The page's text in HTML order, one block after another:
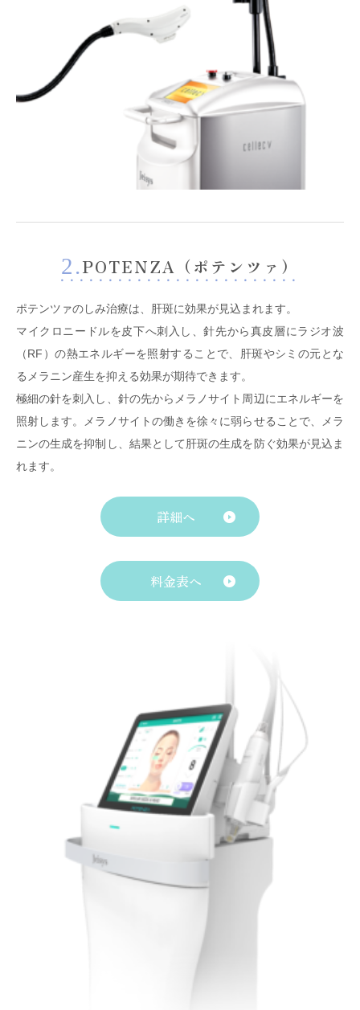
2.POTENZA（ポテンツァ）
ポテンツァのしみ治療は、肝斑に効果が見込まれます。
マイクロニードルを皮下へ刺入し、針先から真皮層にラジオ波
（RF）の熱エネルギーを照射することで、肝斑やシミの元とな
るメラニン産生を抑える効果が期待できます。
極細の針を刺入し、針の先からメラノサイト周辺にエネルギーを
照射します。メラノサイトの働きを徐々に弱らせることで、メラ
ニンの生成を抑制し、結果として肝斑の生成を防ぐ効果が見込ま
れます。
詳細へ
料金表へ